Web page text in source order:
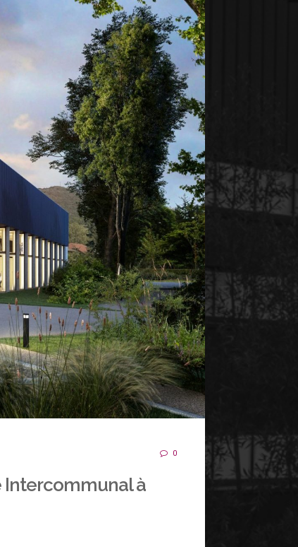
0
Intercommunal à